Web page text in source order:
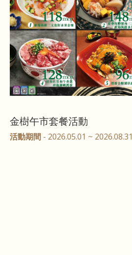
金樹午市套餐活動
活動期間 - 2026.05.01 ~ 2026.08.31